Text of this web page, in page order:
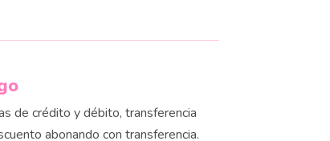
de crédito y débito, transferencia
abonando con transferencia.